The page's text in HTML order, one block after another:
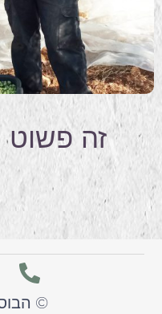
זה פשוט
©